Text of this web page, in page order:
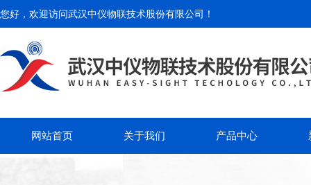
您好，欢迎访问武汉中仪物联技术股份有限公司 ！
网站首页 关于我们 产品中心